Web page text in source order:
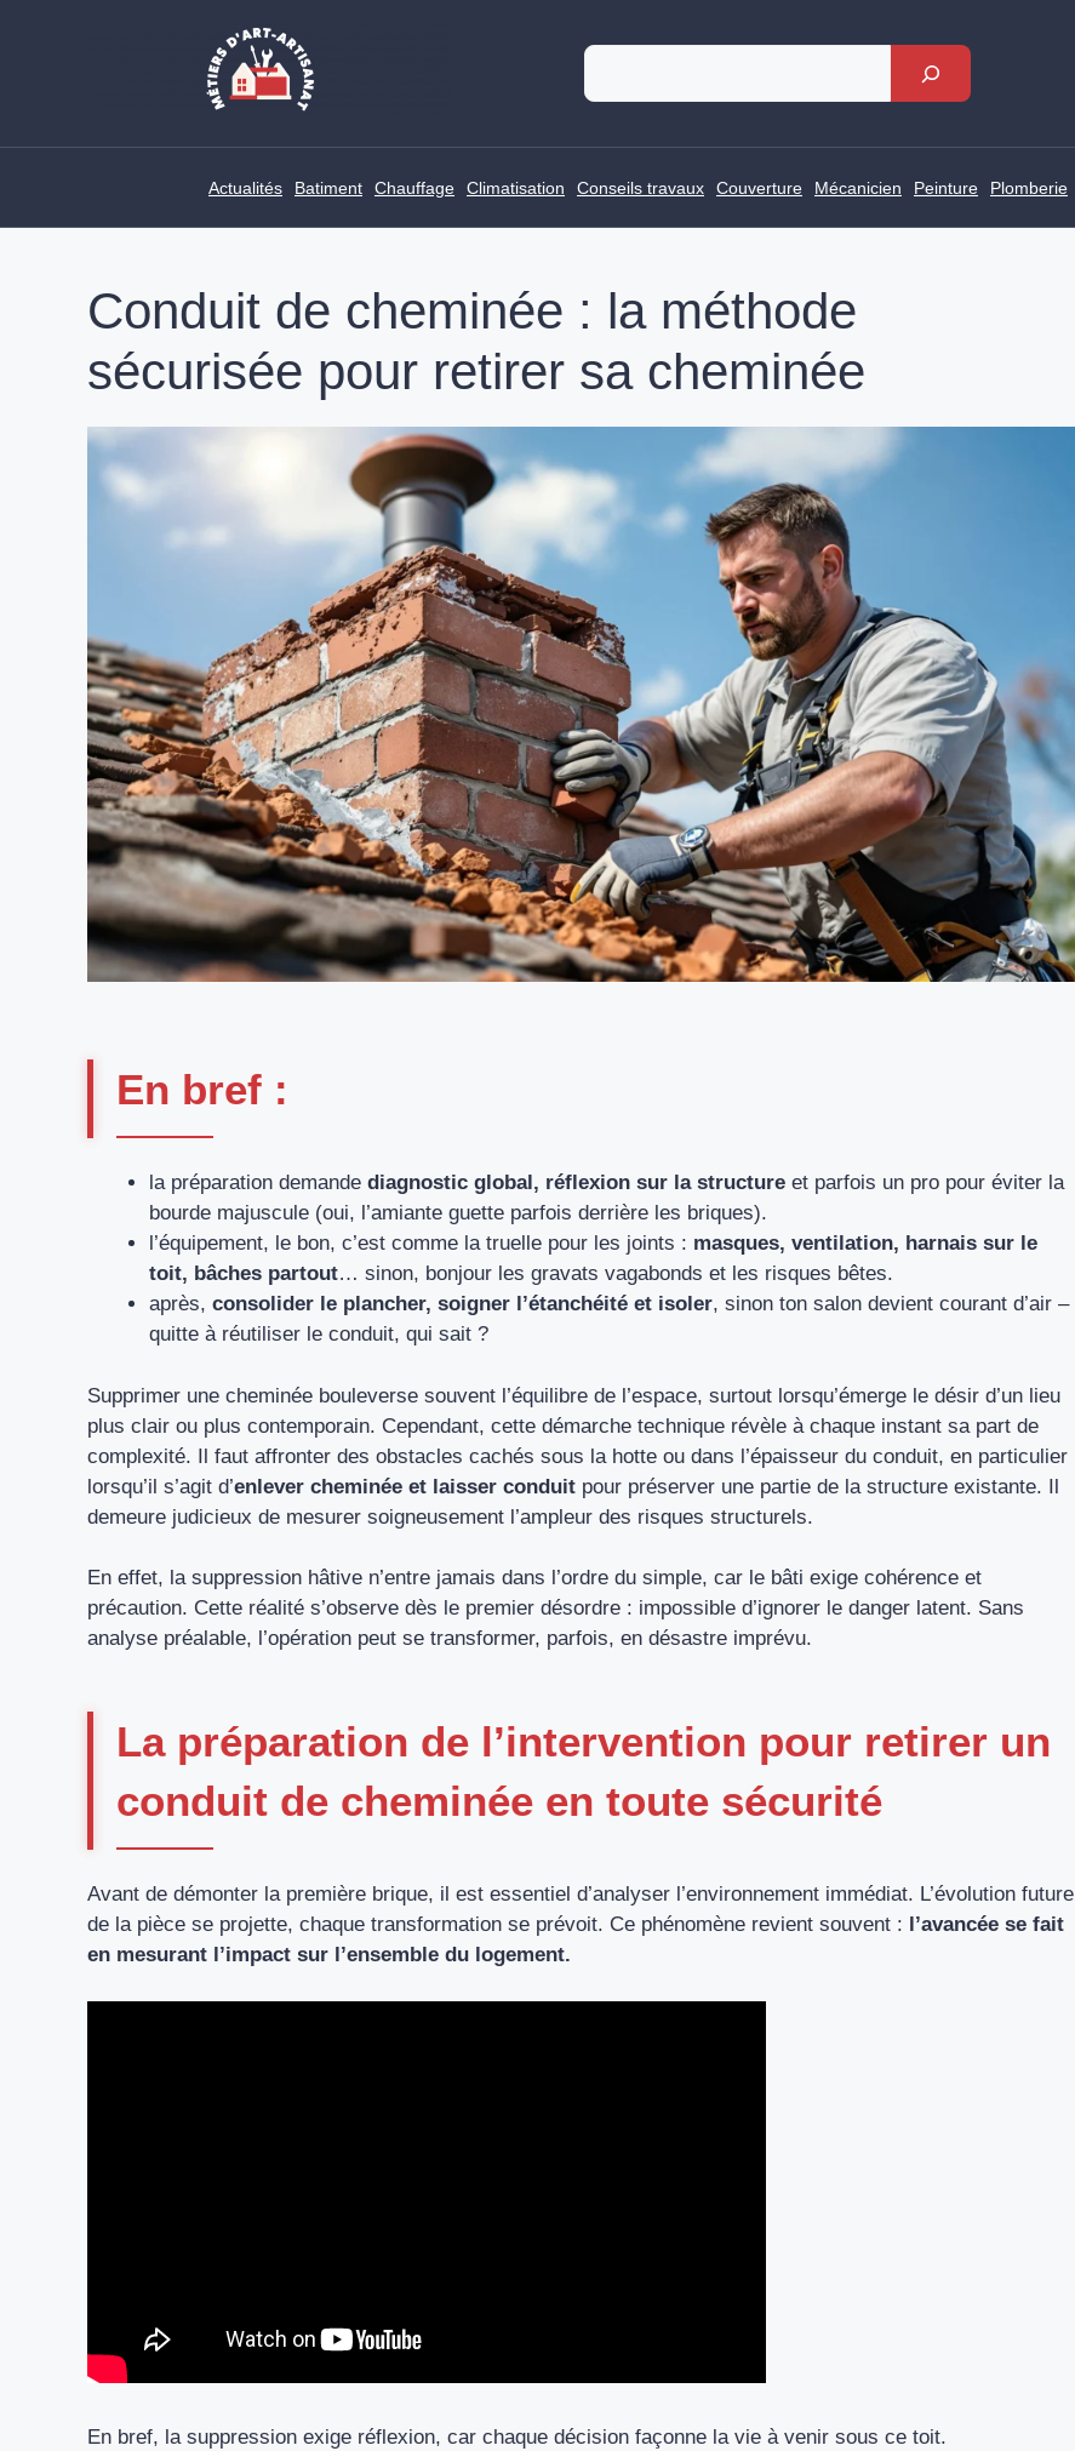
Rechercher
Actualités Batiment Chauffage Climatisation Conseils travaux Couverture Mécanicien Peinture Plomberie
Conduit de cheminée : la méthode
sécurisée pour retirer sa cheminée
En bref :
la préparation demande diagnostic global, réflexion sur la structure et parfois un pro pour éviter la
bourde majuscule (oui, l’amiante guette parfois derrière les briques).
l’équipement, le bon, c’est comme la truelle pour les joints : masques, ventilation, harnais sur le
toit, bâches partout… sinon, bonjour les gravats vagabonds et les risques bêtes.
après, consolider le plancher, soigner l’étanchéité et isoler, sinon ton salon devient courant d’air –
quitte à réutiliser le conduit, qui sait ?
Supprimer une cheminée bouleverse souvent l’équilibre de l’espace, surtout lorsqu’émerge le désir d’un lieu
plus clair ou plus contemporain. Cependant, cette démarche technique révèle à chaque instant sa part de
complexité. Il faut affronter des obstacles cachés sous la hotte ou dans l’épaisseur du conduit, en particulier
lorsqu’il s’agit d’enlever cheminée et laisser conduit pour préserver une partie de la structure existante. Il
demeure judicieux de mesurer soigneusement l’ampleur des risques structurels.
En effet, la suppression hâtive n’entre jamais dans l’ordre du simple, car le bâti exige cohérence et
précaution. Cette réalité s’observe dès le premier désordre : impossible d’ignorer le danger latent. Sans
analyse préalable, l’opération peut se transformer, parfois, en désastre imprévu.
La préparation de l’intervention pour retirer un
conduit de cheminée en toute sécurité
Avant de démonter la première brique, il est essentiel d’analyser l’environnement immédiat. L’évolution future
de la pièce se projette, chaque transformation se prévoit. Ce phénomène revient souvent :
l’avancée se fait
en mesurant l’impact sur l’ensemble du logement.
En bref, la suppression exige réflexion, car chaque décision façonne la vie à venir sous ce toit.